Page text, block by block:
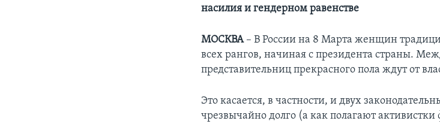
насилия и гендерном равенстве
МОСКВА– В России на 8 Марта женщин
всех рангов, начиная с президента страны.
представительниц прекрасного пола ждут от
Это касается, в частности, и двух
чрезвычайно долго (а как полагают